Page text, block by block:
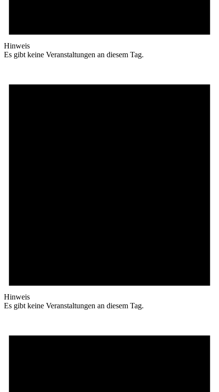
Hinweis
Es gibt keine Veranstaltungen an diesem Tag.
Hinweis
Es gibt keine Veranstaltungen an diesem Tag.